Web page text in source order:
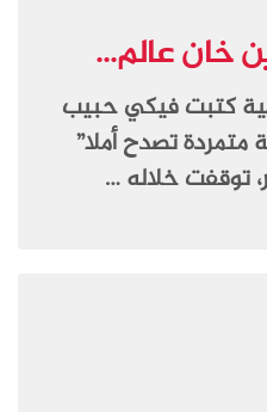
خان عالم...
كتبت فيكي حبيب
متمردة تصدح أملا”